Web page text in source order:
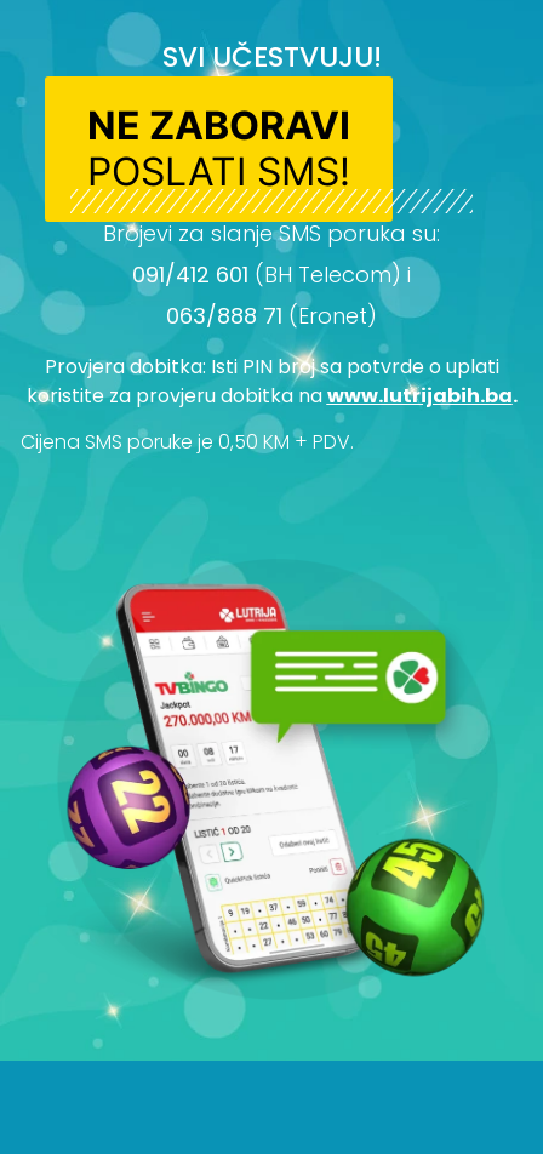
SVI UČESTVUJU!
NE ZABORAVI
POSLATI SMS!
Brojevi za slanje SMS poruka su:
091/412 601 (BH Telecom) i
063/888 71 (Eronet)
Provjera dobitka: Isti PIN broj sa potvrde o uplati
koristite za provjeru dobitka nawww.lutrijabih.ba.
Cijena SMS poruke je 0,50 KM + PDV.